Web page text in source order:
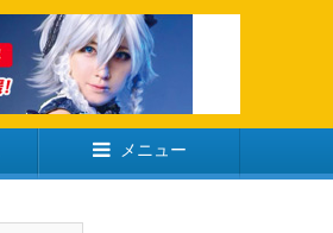
メニュー